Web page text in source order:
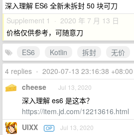
深入理解 ES6 全新未拆封 50 块可刀
Supplement 1 · 2020 年 7 月 13 日
价格仅供参考，可随意刀
ES6
Kotlin 拆封
无价
4 replies • 2020-07-13 23:16:38 +08:00
cheese Jul 13, 2020
深入理解 es6 是这本？
https://item.jd.com/12213616.html
UIXX OP Jul 13, 2020